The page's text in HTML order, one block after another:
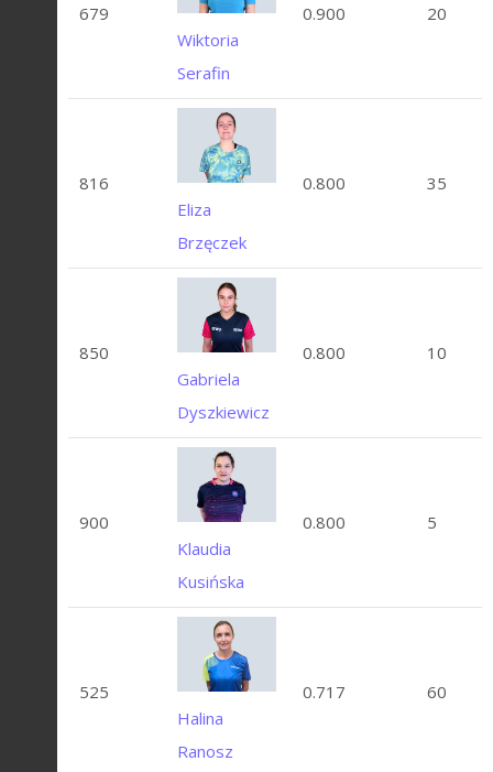
679
Wiktoria
Serafin
0.900 20
816
Eliza
Brzęczek
0.800 35
850
Gabriela
Dyszkiewicz
0.800 10
900
Klaudia
Kusińska
0.800 5
525
Halina
Ranosz
0.717 60